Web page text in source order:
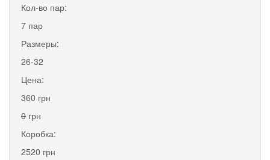
Кол-во пар:
7 пар
Размеры:
26-32
Цена:
360 грн
0 грн
Коробка:
2520 грн